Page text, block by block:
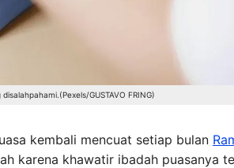
GUSTAVO FRING)
kembali mencuat setiap bulan
karena khawatir ibadah puasanya